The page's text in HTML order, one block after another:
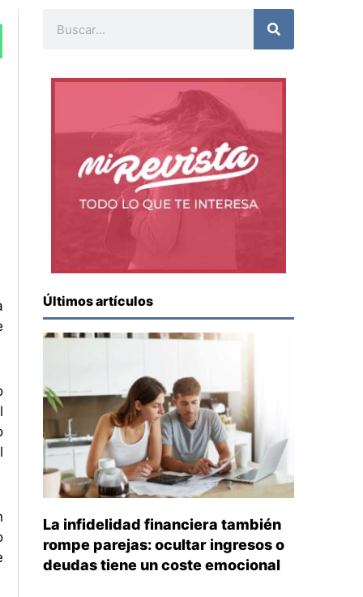
Últimos artículos
La infidelidad financiera también
rompe parejas: ocultar ingresos o
deudas tiene un coste emocional